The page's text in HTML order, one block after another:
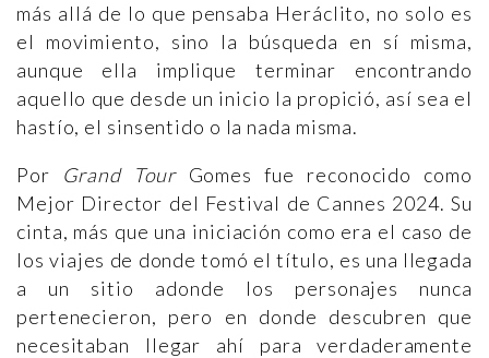
más allá de lo que pensaba Heráclito, no solo es
el movimiento, sino la búsqueda en sí misma,
aunque ella implique terminar encontrando
aquello que desde un inicio la propició, así sea el
hastío, el sinsentido o la nada misma.
Por Grand TourGomes fue reconocido como
Mejor Director del Festival de Cannes 2024. Su
cinta, más que una iniciación como era el caso de
los viajes de donde tomó el título, es una llegada
a un sitio adonde los personajes nunca
pertenecieron, pero en donde descubren que
necesitaban llegar ahí para verdaderamente